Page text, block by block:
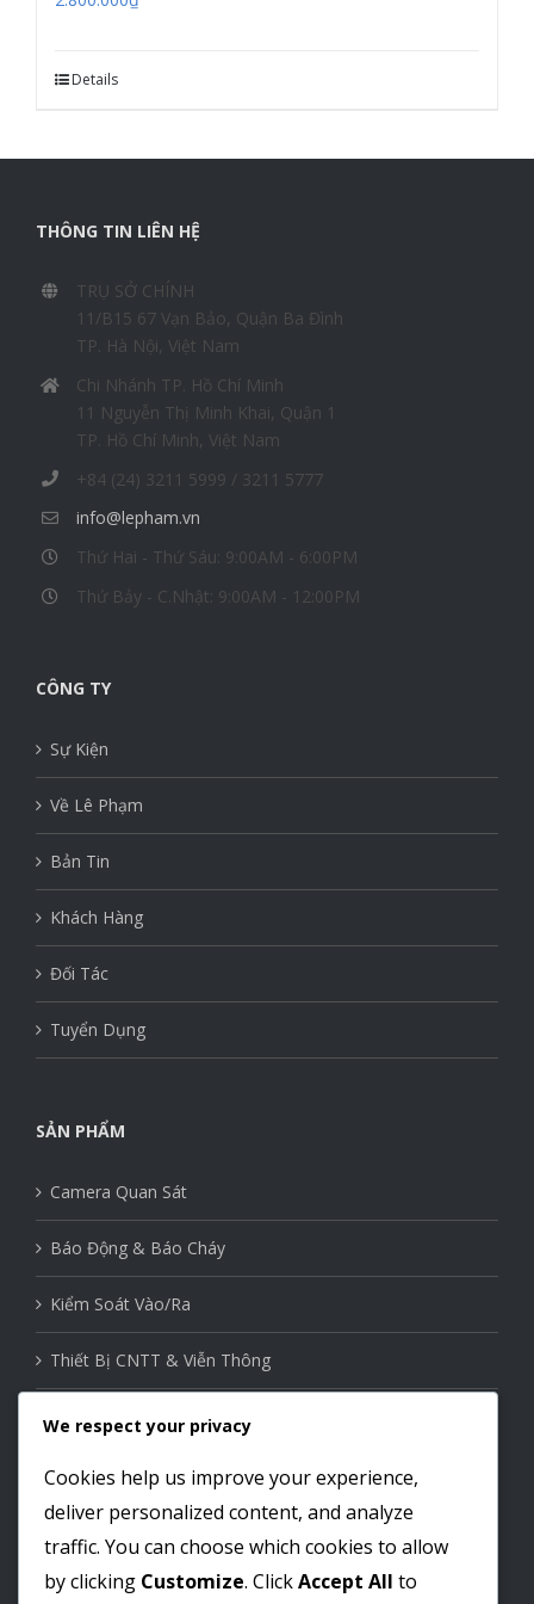
Details
THÔNG TIN LIÊN HỆ
TRỤ SỞ CHÍNH
11/B15 67 Vạn Bảo, Quận Ba Đình
TP. Hà Nội, Việt Nam
Chi Nhánh TP. Hồ Chí Minh
11 Nguyễn Thị Minh Khai, Quận 1
TP. Hồ Chí Minh, Việt Nam
+84 (24) 3211 5999 / 3211 5777
info@lepham.vn
Thứ Hai - Thứ Sáu: 9:00AM - 6:00PM
Thứ Bảy - C.Nhật: 9:00AM - 12:00PM
CÔNG TY
Sự Kiện
Về Lê Phạm
Bản Tin
Khách Hàng
Đối Tác
Tuyển Dụng
SẢN PHẨM
Camera Quan Sát
Báo Động & Báo Cháy
Kiểm Soát Vào/Ra
Thiết Bị CNTT & Viễn Thông
Thiết Bị Mạng
Nhà Thông Minh
Liên kết mạng xã hội
We respect your privacy
Cookies help us improve your experience,
deliver personalized content, and analyze
traffic. You can choose which cookies to allow
by clicking Customize. ClickAccept All to